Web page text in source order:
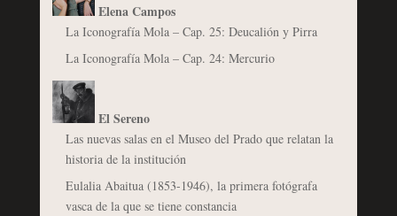
Elena Campos
La Iconografía Mola – Cap. 25: Deucalión y Pirra
La Iconografía Mola – Cap. 24: Mercurio
El Sereno
Las nuevas salas en el Museo del Prado que relatan la
historia de la institución
Eulalia Abaitua (1853-1946), la primera fotógrafa
vasca de la que se tiene constancia